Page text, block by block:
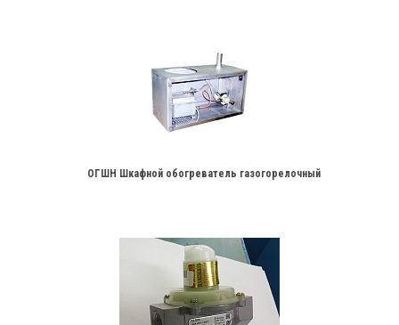
ОГШН Шкафной обогреватель газогорелочный